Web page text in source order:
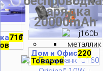
716
Дом и Офис220
Товаров
зарядка
20000mAh